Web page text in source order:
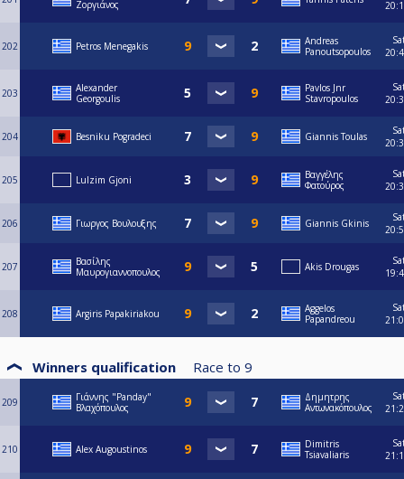
Ζοργιάνος
202 Petros Menegakis
Andreas
Panoutsopoulos
203
Alexander
Georgoulis
Pavlos Jnr
Stavropoulos
204 Besniku Pogradeci Giannis Toulas
205 Lulzim Gjoni
Βαγγέλης
Φατούρος
206 Γιωργος Βουλουξης Giannis Gkinis
207
Βασίλης
Μαυρογιαννοπουλος
Akis Drougas
208 Argiris Papakiriakou
Aggelos
Papandreou
Winners qualification Race to 9
209
Γιάννης "Panday"
Βλαχόπουλος
Δημητρης
Αντωνακόπουλος
210 Alex Augoustinos
Dimitris
Tsiavaliaris